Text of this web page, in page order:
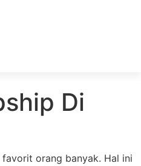
Di
orang banyak. Hal ini